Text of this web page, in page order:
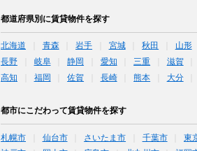
都道府県別に賃貸物件を探す
北海道 青森 岩手 宮城 秋田 山形
長野
岐阜 静岡 愛知 三重 滋賀
高知
福岡 佐賀 長崎 熊本 大分
都市にこだわって賃貸物件を探す
札幌市 仙台市 さいたま市 千葉市 東